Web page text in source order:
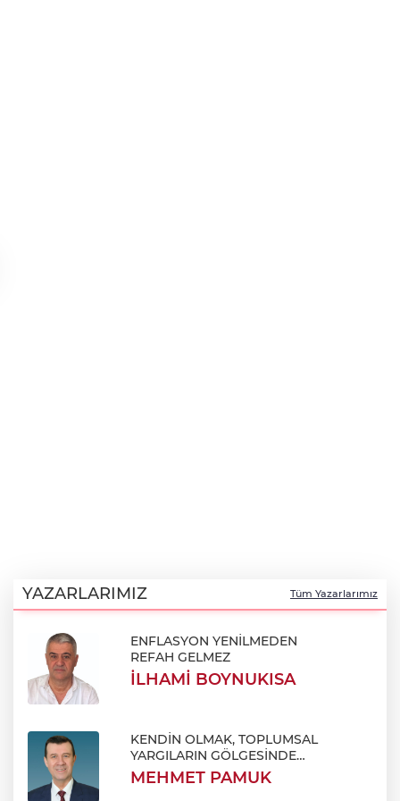
YAZARLARIMIZ Tüm Yazarlarımız
BU YAZIM ALIN TERİNİN
İHBARIDIR
SERDAR ŞİMŞEK
serdarsimsekyazar@gmail.com